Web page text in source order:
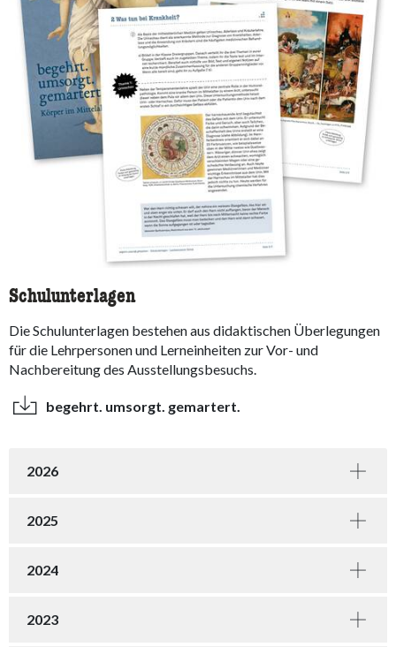
Schulunterlagen
Die Schulunterlagen bestehen aus didaktischen Überlegungen
für die Lehrpersonen und Lerneinheiten zur Vor- und
Nachbereitung des Ausstellungsbesuchs.
begehrt. umsorgt. gemartert.
2026
2025
2024
2023